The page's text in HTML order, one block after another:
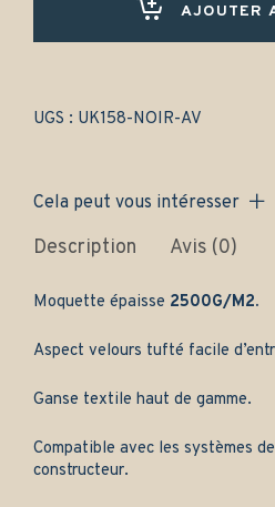
Gamme
AJOUTER
UGS : UK158-NOIR-AV
Cela peut vous intéresser
Description Avis (0)
Moquette épaisse 2500G/M2.
Aspect velours tufté facile
Ganse textile haut de gamme.
Compatible avec les systèmes
constructeur.